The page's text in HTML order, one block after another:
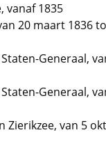
vanaf 1835
20 maart 1836
Generaal,
Generaal,
Zierikzee, van 5